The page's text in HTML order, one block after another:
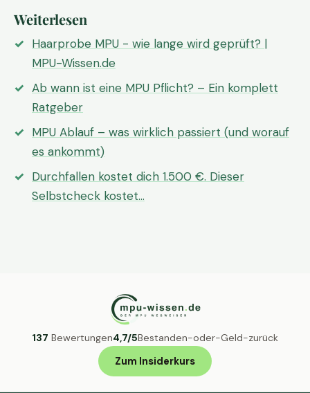
Weiterlesen
Haarprobe MPU - wie lange wird geprüft? |
MPU-Wissen.de
Ab wann ist eine MPU Pflicht? – Ein komplett
Ratgeber
MPU Ablauf – was wirklich passiert (und worauf
es ankommt)
Durchfallen kostet dich 1.500 €. Dieser
Selbstcheck kostet…
137 Bewertungen4,7/5Bestanden-oder-Geld-zurück
Zum Insiderkurs